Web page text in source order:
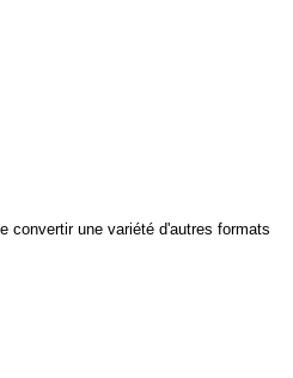
convertir une variété d'autres formats